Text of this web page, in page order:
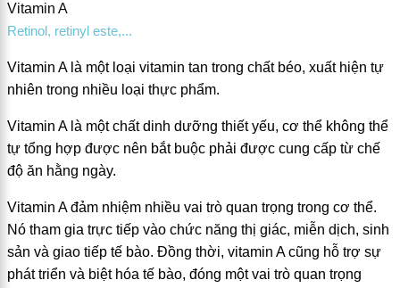
Vitamin A
Retinol, retinyl este,...
Vitamin A là một loại vitamin tan trong chất béo, xuất hiện tự
nhiên trong nhiều loại thực phẩm.
Vitamin A là một chất dinh dưỡng thiết yếu, cơ thể không thể
tự tổng hợp được nên bắt buộc phải được cung cấp từ chế
độ ăn hằng ngày.
Vitamin A đảm nhiệm nhiều vai trò quan trọng trong cơ thể.
Nó tham gia trực tiếp vào chức năng thị giác, miễn dịch, sinh
sản và giao tiếp tế bào. Đồng thời, vitamin A cũng hỗ trợ sự
phát triển và biệt hóa tế bào, đóng một vai trò quan trọng